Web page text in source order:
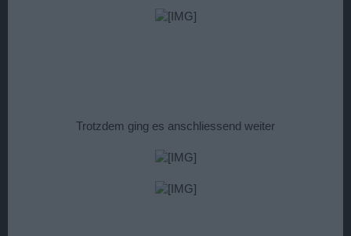
Trotzdem ging es anschliessend weiter​